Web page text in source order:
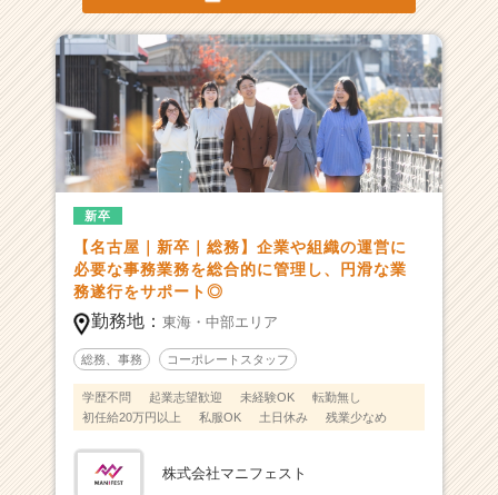
カ
ウ
ト
が
届
く
就
活
イ
ト
チ
キ
ャ
ア
（C
e
新卒
【名古屋｜新卒｜総務】企業や組織の運営に
必要な事務業務を総合的に管理し、円滑な業
務遂行をサポート◎
勤務地： 東海・中部エリア
総務、事務 コーポレートスタッフ
学歴不問 起業志望歓迎 未経験OK
転勤無し
初任給20万円以上
私服OK 土日休み 残業少なめ
株式会社マニフェスト